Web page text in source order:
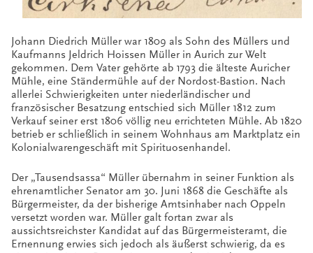
Johann Diedrich Müller war 1809 als Sohn des Müllers und
Kaufmanns Jeldrich Hoissen Müller in Aurich zur Welt
gekommen. Dem Vater gehörte ab 1793 die älteste Auricher
Mühle, eine Ständermühle auf der Nordost-Bastion. Nach
allerlei Schwierigkeiten unter niederländischer und
französischer Besatzung entschied sich Müller 1812 zum
Verkauf seiner erst 1806 völlig neu errichteten Mühle. Ab 1820
betrieb er schließlich in seinem Wohnhaus am Marktplatz ein
Kolonialwarengeschäft mit Spirituosenhandel.
Der „Tausendsassa“ Müller übernahm in seiner Funktion als
ehrenamtlicher Senator am 30. Juni 1868 die Geschäfte als
Bürgermeister, da der bisherige Amtsinhaber nach Oppeln
versetzt worden war. Müller galt fortan zwar als
aussichtsreichster Kandidat auf das Bürgermeisteramt, die
Ernennung erwies sich jedoch als äußerst schwierig, da es